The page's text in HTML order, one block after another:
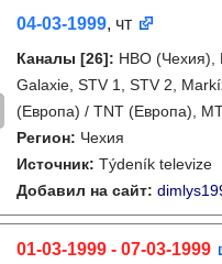
04-03-1999, чт
Каналы [26]: HBO (Чехия),
Galaxie, STV 1, STV 2,
(Европа) / TNT (Европа),
Регион: Чехия
Источник: Týdeník televize
Добавил на сайт:
01-03-1999 - 07-03-1999